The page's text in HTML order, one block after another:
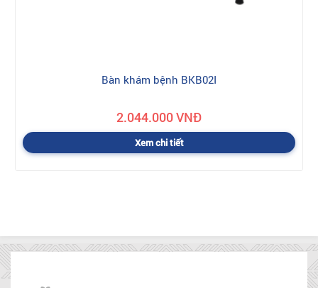
Bàn khám bệnh BKB02I
2.044.000 VNĐ
Xem chi tiết